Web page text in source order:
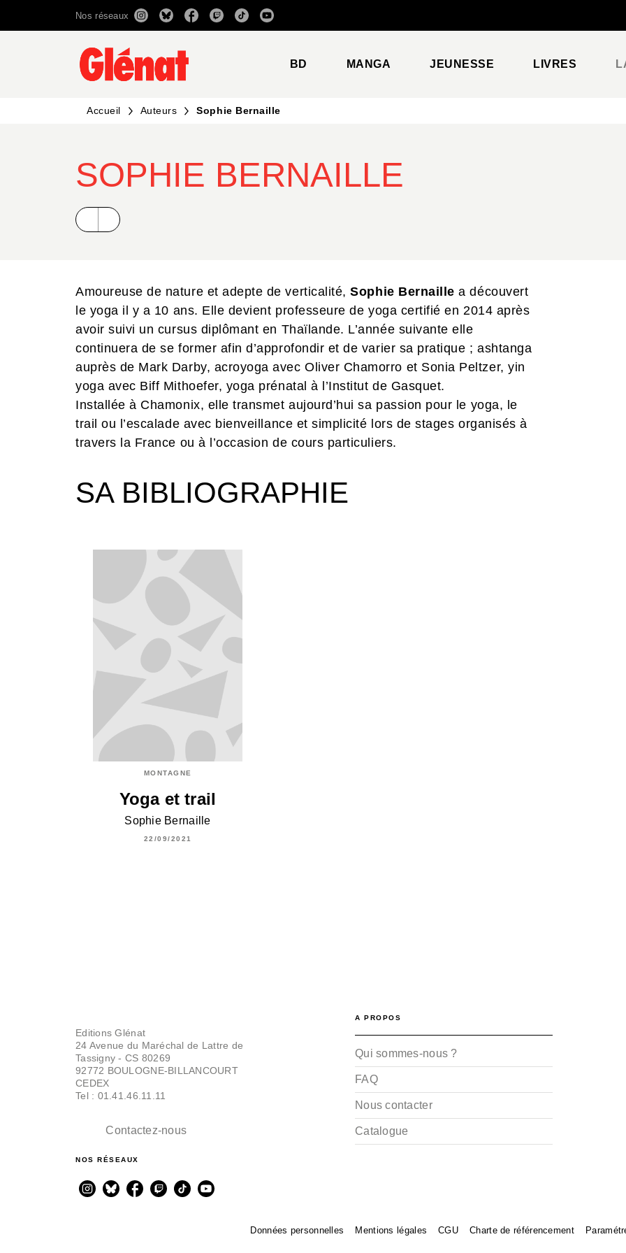
RECHERCHE CONTENU
Nos réseaux
BD MANGA JEUNESSE LIVRES
Accueil Auteurs Sophie Bernaille
SOPHIE BERNAILLE
Amoureuse de nature et adepte de verticalité,Sophie Bernaille a découvert
le yoga il y a 10 ans. Elle devient professeure de yoga certifié en 2014 après
avoir suivi un cursus diplômant en Thaïlande. L’année suivante elle
continuera de se former afin d’approfondir et de varier sa pratique ; ashtanga
auprès de Mark Darby, acroyoga avec Oliver Chamorro et Sonia Peltzer, yin
yoga avec Biff Mithoefer, yoga prénatal à l’Institut de Gasquet.
Installée à Chamonix, elle transmet aujourd’hui sa passion pour le yoga, le
trail ou l’escalade avec bienveillance et simplicité lors de stages organisés à
travers la France ou à l’occasion de cours particuliers.
SA BIBLIOGRAPHIE
MONTAGNE
Yoga et trail
Sophie Bernaille
22/09/2021
Editions Glénat
24 Avenue du Maréchal de Lattre de
Tassigny - CS 80269
92772 BOULOGNE-BILLANCOURT
CEDEX
Tel : 01.41.46.11.11
Contactez-nous
NOS RÉSEAUX
A PROPOS
Qui sommes-nous ?
FAQ
Nous contacter
Catalogue
Données personnelles Mentions légales CGU Charte de référencement